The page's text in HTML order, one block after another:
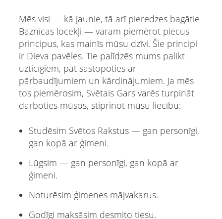
Mēs visi — kā jaunie, tā arī pieredzes bagātie
Baznīcas locekļi — varam piemērot piecus
principus, kas mainīs mūsu dzīvi. Šie principi
ir Dieva pavēles. Tie palīdzēs mums palikt
uzticīgiem, pat sastopoties ar
pārbaudījumiem un kārdinājumiem. Ja mēs
tos piemērosim, Svētais Gars varēs turpināt
darboties mūsos, stiprinot mūsu liecību:
Studēsim Svētos Rakstus — gan personīgi,
gan kopā ar ģimeni.
Lūgsim — gan personīgi, gan kopā ar
ģimeni.
Noturēsim ģimenes mājvakarus.
Godīgi maksāsim desmito tiesu.